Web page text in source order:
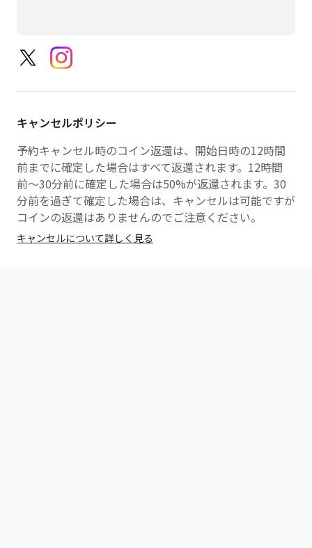
キャンセルポリシー
予約キャンセル時のコイン返還は、開始日時の12時間
前までに確定した場合はすべて返還されます。12時間
前〜30分前に確定した場合は50%が返還されます。30
分前を過ぎて確定した場合は、キャンセルは可能ですが
コインの返還はありませんのでご注意ください。
キャンセルについて詳しく見る